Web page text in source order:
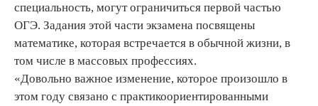
специальность, могут ограничиться первой частью
ОГЭ. Задания этой части экзамена посвящены
математике, которая встречается в обычной жизни, в
том числе в массовых профессиях.
«Довольно важное изменение, которое произошло в
этом году связано с практикоориентированными